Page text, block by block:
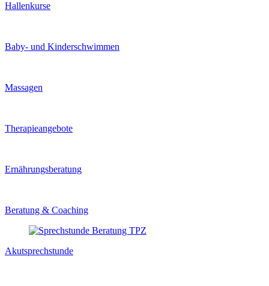
Hallenkurse
Baby- und Kinderschwimmen
Massagen
Therapieangebote
Ernährungsberatung
Beratung & Coaching
Akutsprechstunde